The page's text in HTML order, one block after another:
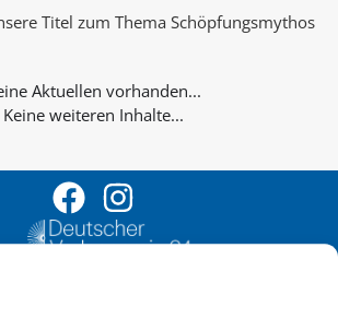
Titel zum Thema Schöpfungsmythos
Keine weiteren Inhalte...